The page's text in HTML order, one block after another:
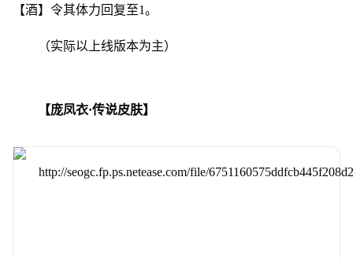
【酒】令其体力回复至1。
（实际以上线版本为主）
【庞凤衣·传说皮肤】